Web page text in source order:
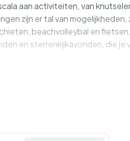
aan activiteiten, van
zijn er tal van mogelijkheden,
beachvolleybal en
en sterrenkijkavonden, die je
terwijl de
eenzoetighedenwinkelmet